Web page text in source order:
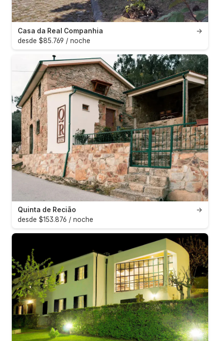
→
Casa da Real Companhia
desde $85.769 / noche
→
Quinta de Recião
desde $153.876 / noche